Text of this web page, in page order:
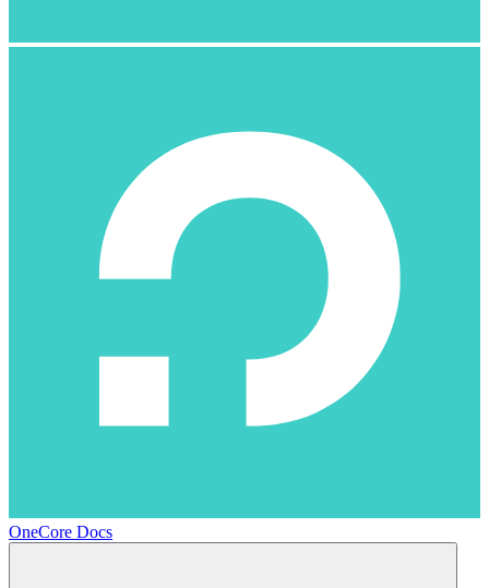
OneCore Docs